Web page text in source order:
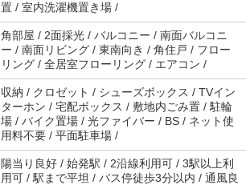
置 / 室内洗濯機置き場 /
角部屋 / 2面採光 / バルコニー / 南面バルコニ
ー / 南面リビング / 東南向き / 角住戸 / フロー
リング / 全居室フローリング / エアコン /
収納 / クロゼット / シューズボックス / TVイン
ターホン / 宅配ボックス / 敷地内ごみ置 / 駐輪
場 / バイク置場 / 光ファイバー / BS / ネット使
用料不要 / 平面駐車場 /
陽当り良好 / 始発駅 / 2沿線利用可 / 3駅以上利
用可 / 駅まで平坦 / バス停徒歩3分以内 / 通風良